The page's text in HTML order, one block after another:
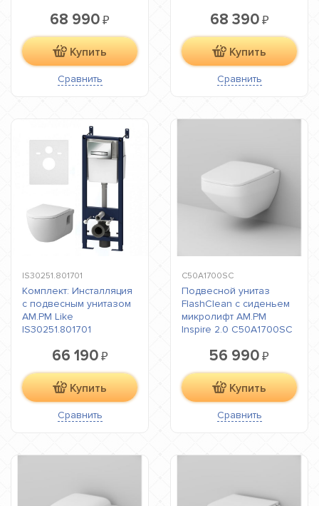
68 990 ₽
Купить
Сравнить
68 390₽
Купить
Сравнить
IS30251.801701
Комплект: Инсталляция
с подвесным унитазом
AM.PM Like
IS30251.801701
66 190₽
Купить
Сравнить
C50A1700SC
Подвесной унитаз
FlashClean с сиденьем
микролифт AM.PM
Inspire 2.0 C50A1700SC
56 990 ₽
Купить
Сравнить